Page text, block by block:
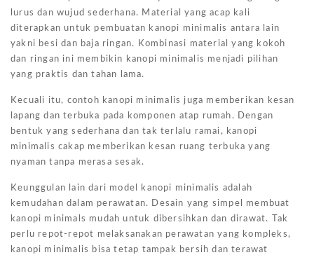
lurus dan wujud sederhana. Material yang acap kali
diterapkan untuk pembuatan kanopi minimalis antara lain
yakni besi dan baja ringan. Kombinasi material yang kokoh
dan ringan ini membikin kanopi minimalis menjadi pilihan
yang praktis dan tahan lama.
Kecuali itu, contoh kanopi minimalis juga memberikan kesan
lapang dan terbuka pada komponen atap rumah. Dengan
bentuk yang sederhana dan tak terlalu ramai, kanopi
minimalis cakap memberikan kesan ruang terbuka yang
nyaman tanpa merasa sesak.
Keunggulan lain dari model kanopi minimalis adalah
kemudahan dalam perawatan. Desain yang simpel membuat
kanopi minimals mudah untuk dibersihkan dan dirawat. Tak
perlu repot-repot melaksanakan perawatan yang kompleks,
kanopi minimalis bisa tetap tampak bersih dan terawat